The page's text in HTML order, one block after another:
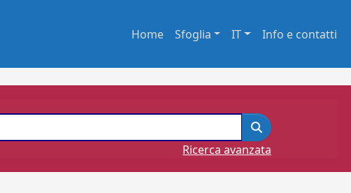
Home Sfoglia IT Info e contatti
Ricerca avanzata